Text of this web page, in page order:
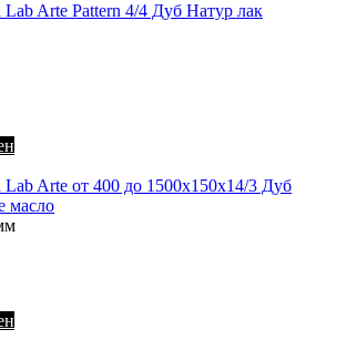
Arte Pattern 4/4 Дуб Натур лак
Arte от 400 до 1500х150х14/3 Дуб
масло